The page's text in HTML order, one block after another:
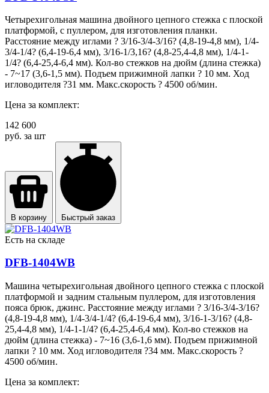
Четырехигольная машина двойного цепного стежка с плоской
платформой, с пуллером, для изготовления планки.
Расстояние между иглами ? 3/16-3/4-3/16? (4,8-19-4,8 мм), 1/4-
3/4-1/4? (6,4-19-6,4 мм), 3/16-1/3,16? (4,8-25,4-4,8 мм), 1/4-1-
1/4? (6,4-25,4-6,4 мм). Кол-во стежков на дюйм (длина стежка)
- 7~17 (3,6-1,5 мм). Подъем прижимной лапки ? 10 мм. Ход
игловодителя ?31 мм. Макс.скорость ? 4500 об/мин.
Цена за комплект:
142 600
руб. за шт
В корзину Быстрый заказ
Есть на складе
DFB-1404WB
Машина четырехигольная двойного цепного стежка с плоской
платформой и задним стальным пуллером, для изготовления
пояса брюк, джинс. Расстояние между иглами ? 3/16-3/4-3/16?
(4,8-19-4,8 мм), 1/4-3/4-1/4? (6,4-19-6,4 мм), 3/16-1-3/16? (4,8-
25,4-4,8 мм), 1/4-1-1/4? (6,4-25,4-6,4 мм). Кол-во стежков на
дюйм (длина стежка) - 7~16 (3,6-1,6 мм). Подъем прижимной
лапки ? 10 мм. Ход игловодителя ?34 мм. Макс.скорость ?
4500 об/мин.
Цена за комплект: